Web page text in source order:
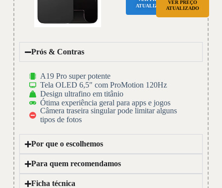
ATUALIZADO
VER PREÇO
ATUALIZADO
Prós & Contras
A19 Pro super potente
Tela OLED 6,5" com ProMotion 120Hz
Design ultrafino em titânio
Ótima experiência geral para apps e jogos
Câmera traseira singular pode limitar alguns
tipos de fotos
Por que o escolhemos
Para quem recomendamos
Ficha técnica